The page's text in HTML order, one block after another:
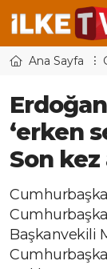
Ana Sayfa
‘erken
Son
Başkanvekili